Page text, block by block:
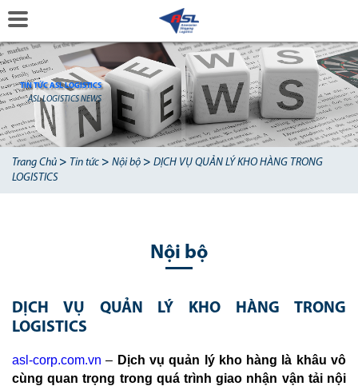
TIN TỨC ASL LOGISTICS
ASL LOGISTICS NEWS
Trang Chủ > Tin tức > Nội bộ > DỊCH VỤ QUẢN LÝ KHO HÀNG TRONG
LOGISTICS
Nội bộ
DỊCH VỤ QUẢN LÝ KHO HÀNG TRONG
LOGISTICS
asl-corp.com.vn – Dịch vụ quản lý kho hàng là khâu vô
cùng quan trọng trong quá trình giao nhận vận tải nội